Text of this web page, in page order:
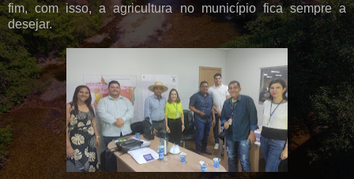
fim, com isso, a agricultura no município fica sempre a
desejar.